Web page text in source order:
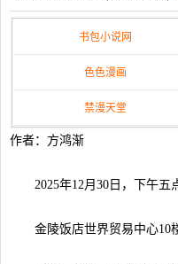
书包小说网
色色漫画
禁漫天堂
作者：方鸿渐
2025年12月30日，下午五
金陵饭店世界贸易中心10楼